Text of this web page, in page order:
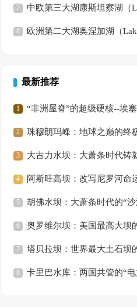
Lago di Garda
中欧第三大湖康斯坦察湖（
登湖（Bodensee）
欧洲第二大湖奥涅加湖（
最新推荐
“非洲屋脊”的超级硬核--埃
Highlands）
珠穆朗玛峰：地球之巅的终
大古力水坝：大萧条时代铸
阿斯旺高坝：改写尼罗河命
胡佛水坝：大萧条时代的“沙
奥罗维尔坝：美国最高大坝
元重生塔贝拉坝：世界最大土石坝
卡里巴水库‌：两国共管的“电